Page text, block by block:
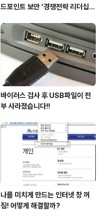
드포인트 보안 ‘경쟁전략 리더십’
바이러스 검사 후 USB파일이 전
부 사라졌습니다!!
나를 미치게 만드는 인터넷 창 꺼
짐! 어떻게 해결할까?